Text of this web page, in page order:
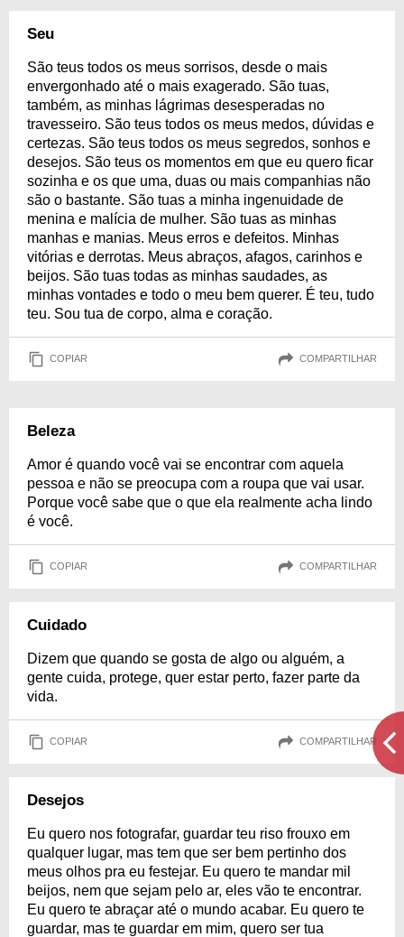
Seu
São teus todos os meus sorrisos, desde o mais
envergonhado até o mais exagerado. São tuas,
também, as minhas lágrimas desesperadas no
travesseiro. São teus todos os meus medos, dúvidas e
certezas. São teus todos os meus segredos, sonhos e
desejos. São teus os momentos em que eu quero ficar
sozinha e os que uma, duas ou mais companhias não
são o bastante. São tuas a minha ingenuidade de
menina e malícia de mulher. São tuas as minhas
manhas e manias. Meus erros e defeitos. Minhas
vitórias e derrotas. Meus abraços, afagos, carinhos e
beijos. São tuas todas as minhas saudades, as
minhas vontades e todo o meu bem querer. É teu, tudo
teu. Sou tua de corpo, alma e coração.
COPIAR COMPARTILHAR
Beleza
Amor é quando você vai se encontrar com aquela
pessoa e não se preocupa com a roupa que vai usar.
Porque você sabe que o que ela realmente acha lindo
é você.
COPIAR COMPARTILHAR
Cuidado
Dizem que quando se gosta de algo ou alguém, a
gente cuida, protege, quer estar perto, fazer parte da
vida.
COPIAR COMPARTILHAR
Desejos
Eu quero nos fotografar, guardar teu riso frouxo em
qualquer lugar, mas tem que ser bem pertinho dos
meus olhos pra eu festejar. Eu quero te mandar mil
beijos, nem que sejam pelo ar, eles vão te encontrar.
Eu quero te abraçar até o mundo acabar. Eu quero te
guardar, mas te guardar em mim, quero ser tua